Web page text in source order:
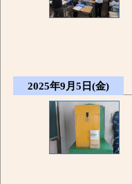
2025年9月5日(金)